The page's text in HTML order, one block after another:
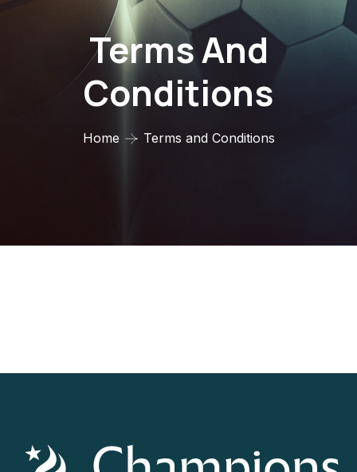
Terms And
Conditions
Home Terms and Conditions